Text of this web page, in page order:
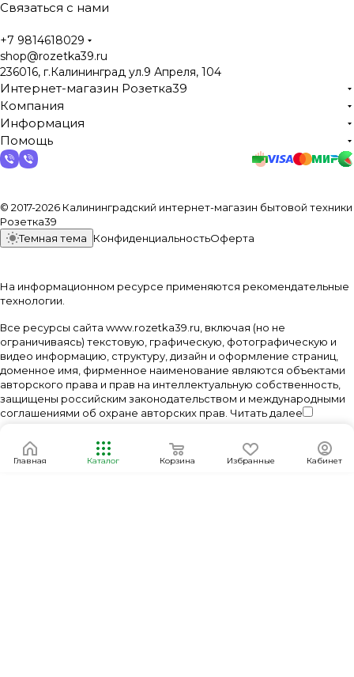
Связаться с нами
+7 9814618029
shop@rozetka39.ru
236016, г.Калининград ул.9 Апреля, 104
Интернет-магазин Розетка39
Компания
Информация
Помощь
© 2017-2026 Калининградский интернет-магазин бытовой техники
Розетка39
Темная тема
КонфиденциальностьОферта
На информационном ресурсе применяются рекомендательные
технологии
Все ресурсы сайта www.rozetka39.ru, включая (но не
ограничиваясь) текстовую, графическую, фотографическую и
видео информацию, структуру, дизайн и оформление страниц,
доменное имя, фирменное наименование являются объектами
авторского права и прав на интеллектуальную собственность,
защищены российским законодательством и международными
соглашениями об охране авторских прав. Читать далее
Главная Каталог Корзина Избранные Кабинет